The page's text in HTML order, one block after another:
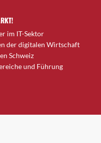
im IT-Sektor
der digitalen Wirtschaft
Schweiz
und Führung